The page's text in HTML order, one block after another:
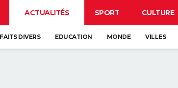
ACTUALITÉS SPORT CULTURE
FAITS DIVERS EDUCATION MONDE VILLES